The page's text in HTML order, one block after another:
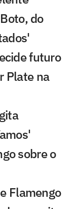
do
futuro
Plate na
sobre o
Flamengo